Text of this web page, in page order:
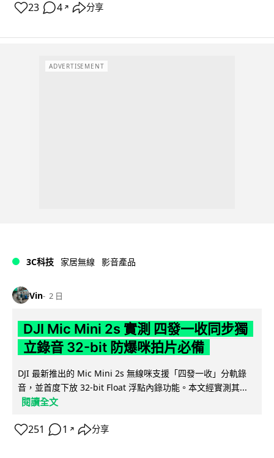
23 4 ↗ 分享
ADVERTISEMENT
3C科技 家居無線 影音產品
Vin 2 日
DJI Mic Mini 2s 實測 四發一收同步獨
立錄音 32-bit 防爆咪拍片必備
DJI 最新推出的 Mic Mini 2s 無線咪支援「四發一收」分軌錄
音，並首度下放 32-bit Float 浮點內錄功能。本文經實測其...
閱讀全文
251 1 ↗ 分享